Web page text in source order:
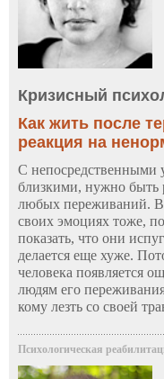
Кризисный
Как жить после
реакция на
С непосредственными
близкими, нужно быть
любых переживаний.
своих эмоциях тоже,
показать, что они
делается еще хуже.
человека появляется
людям его
кому лезть со своей
Психологическая